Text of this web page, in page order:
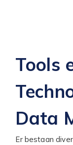
Tools
Data
Er bestaan